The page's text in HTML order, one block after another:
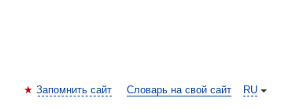
RU
Запомнить сайт Словарь на свой сайт